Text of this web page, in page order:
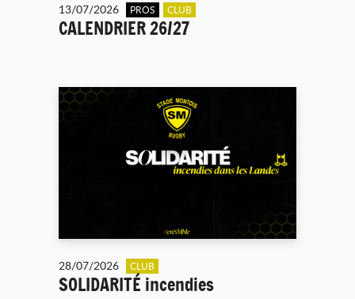
13/07/2026 PROS CLUB
CALENDRIER 26/27
28/07/2026 CLUB
SOLIDARITÉ incendies